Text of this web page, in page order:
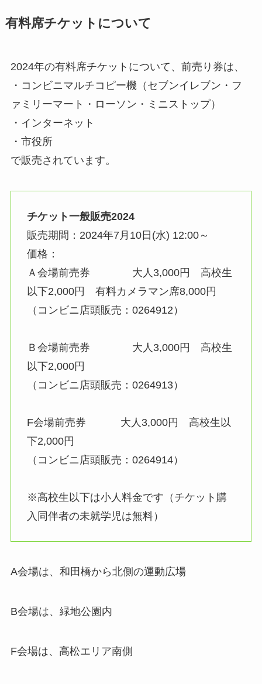
有料席チケットについて
2024年の有料席チケットについて、前売り券は、
・コンビニマルチコピー機（セブンイレブン・フ
ァミリーマート・ローソン・ミニストップ）
・インターネット
・市役所
で販売されています。
チケット一般販売2024
販売期間：2024年7月10日(水) 12:00～
価格：
Ａ会場前売券 大人3,000円 高校生
以下2,000円 有料カメラマン席8,000円
（コンビニ店頭販売：0264912）
Ｂ会場前売券 大人3,000円 高校生
以下2,000円
（コンビニ店頭販売：0264913）
F会場前売券 大人3,000円 高校生以
下2,000円
（コンビニ店頭販売：0264914）
※高校生以下は小人料金です（チケット購
入同伴者の未就学児は無料）
A会場は、和田橋から北側の運動広場
B会場は、緑地公園内
F会場は、高松エリア南側